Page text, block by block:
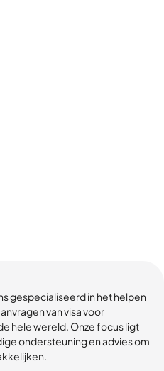
gespecialiseerd in het helpen
van visa voor
hele wereld. Onze focus ligt
ondersteuning en advies om